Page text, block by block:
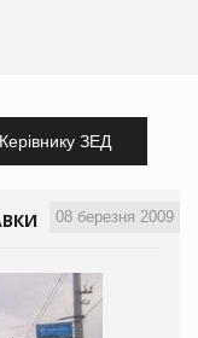
Керівнику ЗЕД
08 березня 2009